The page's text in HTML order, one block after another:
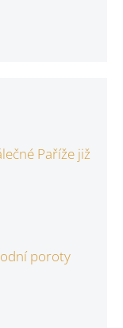
Paříže již
poroty